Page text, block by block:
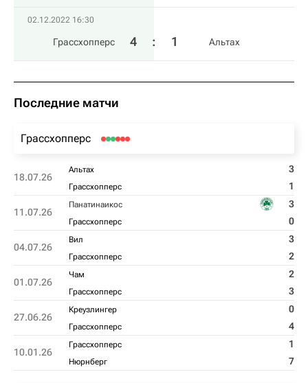
02.12.2022 16:30
Грассхопперс 4 : 1 Альтах
Последние матчи
Грассхопперс
18.07.26
Альтах 3
Грассхопперс 1
11.07.26
Панатинаикос 3
Грассхопперс 0
04.07.26
Вил 3
Грассхопперс 2
01.07.26
Чам 2
Грассхопперс 3
27.06.26
Креузлингер 0
Грассхопперс 4
10.01.26
Грассхопперс 1
Нюрнберг 7